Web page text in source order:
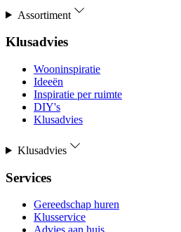
Assortiment
Klusadvies
Wooninspiratie
Ideeën
Inspiratie per ruimte
DIY's
Klusadvies
Klusadvies
Services
Gereedschap huren
Klusservice